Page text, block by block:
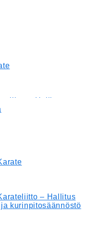
– Hallitus
– Hallitus
kurinpitosäännöstö